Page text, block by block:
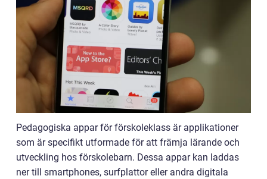
Pedagogiska appar för förskoleklass är applikationer
som är specifikt utformade för att främja lärande och
utveckling hos förskolebarn. Dessa appar kan laddas
ner till smartphones, surfplattor eller andra digitala